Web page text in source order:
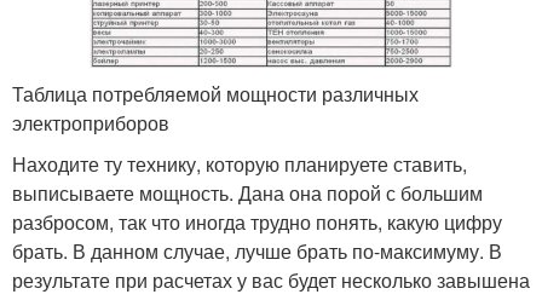
Таблица потребляемой мощности различных
электроприборов
Находите ту технику, которую планируете ставить,
выписываете мощность. Дана она порой с большим
разбросом, так что иногда трудно понять, какую цифру
брать. В данном случае, лучше брать по-максимуму. В
результате при расчетах у вас будет несколько завышена